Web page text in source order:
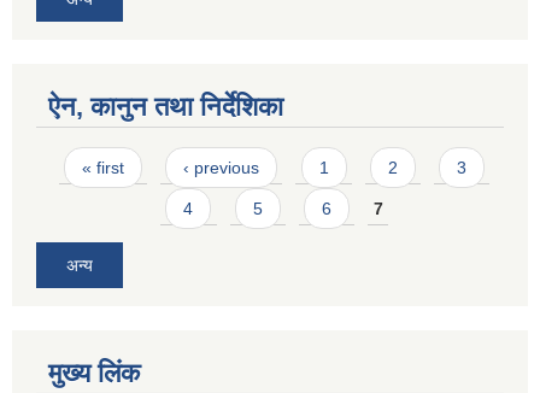
ऐन, कानुन तथा निर्देशिका
Pages
« first ‹ previous 1 2 3
4 5 6 7
अन्य
मुख्य लिंक